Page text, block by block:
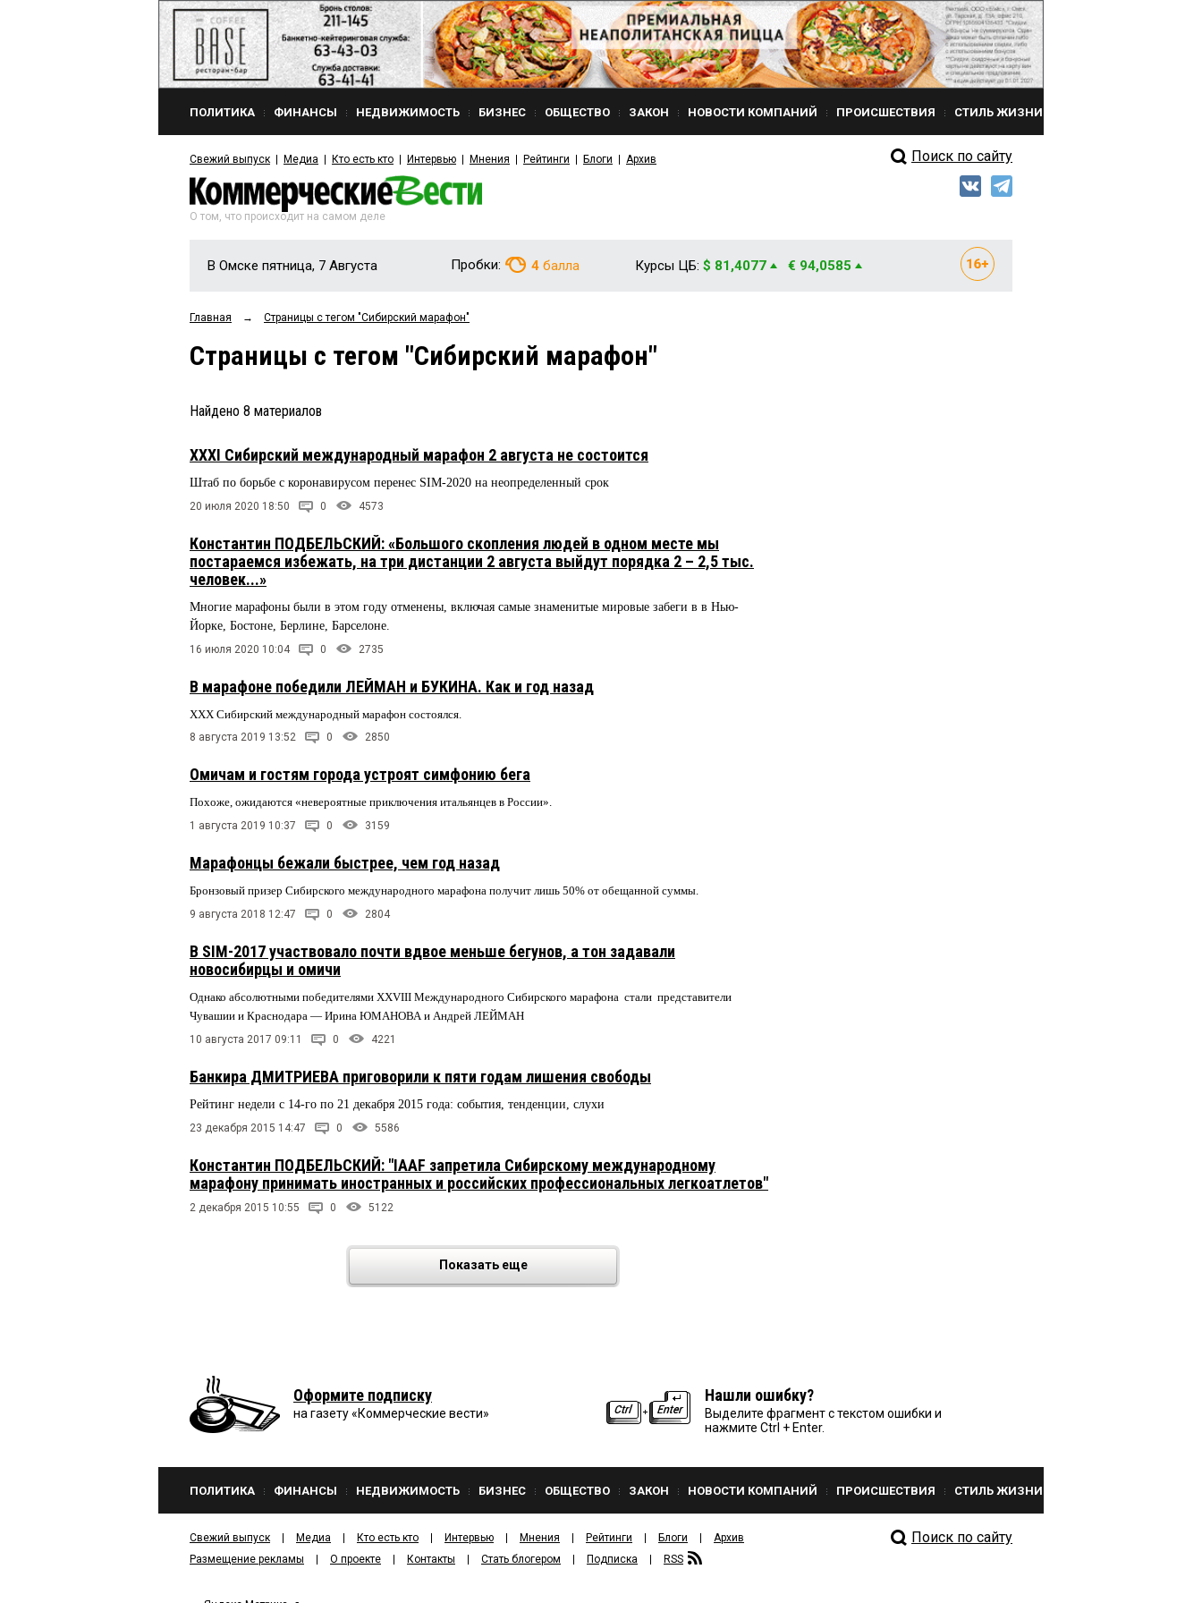
ПОЛИТИКА ФИНАНСЫ НЕДВИЖИМОСТЬ БИЗНЕС ОБЩЕСТВО ЗАКОН НОВОСТИ КОМПАНИЙ ПРОИСШЕСТВИЯ СТИЛЬ ЖИЗНИ
Свежий выпуск Медиа Кто есть кто Интервью Мнения Рейтинги Блоги Архив Поиск по сайту
О том, что происходит на самом деле
В Омске пятница, 7 Августа Пробки: 4 балла Курсы ЦБ: $ 81,4077 € 94,0585
Главная → Страницы c тегом "Сибирский марафон"
Страницы c тегом "Сибирский марафон"
Найдено 8 материалов
XXXI Сибирский международный марафон 2 августа не состоится
Штаб по борьбе с коронавирусом перенес SIM-2020 на неопределенный срок
20 июля 2020 18:50 0 4573
Константин ПОДБЕЛЬСКИЙ: «Большого скопления людей в одном месте мы
постараемся избежать, на три дистанции 2 августа выйдут порядка 2 – 2,5 тыс.
человек...»
Многие марафоны были в этом году отменены, включая самые знаменитые мировые забеги в в Нью-
Йорке, Бостоне, Берлине, Барселоне.
16 июля 2020 10:04 0 2735
В марафоне победили ЛЕЙМАН и БУКИНА. Как и год назад
XXX Сибирский международный марафон состоялся.
8 августа 2019 13:52 0 2850
Омичам и гостям города устроят симфонию бега
Похоже, ожидаются «невероятные приключения итальянцев в России».
1 августа 2019 10:37 0 3159
Марафонцы бежали быстрее, чем год назад
Бронзовый призер Сибирского международного марафона получит лишь 50% от обещанной суммы.
9 августа 2018 12:47 0 2804
В SIM-2017 участвовало почти вдвое меньше бегунов, а тон задавали
новосибирцы и омичи
Однако абсолютными победителями ХХVIII Международного Сибирского марафона стали представители
Чувашии и Краснодара — Ирина ЮМАНОВА и Андрей ЛЕЙМАН
10 августа 2017 09:11 0 4221
Банкира ДМИТРИЕВА приговорили к пяти годам лишения свободы
Рейтинг недели с 14-го по 21 декабря 2015 года: события, тенденции, слухи
23 декабря 2015 14:47 0 5586
Константин ПОДБЕЛЬСКИЙ: "IAAF запретила Сибирскому международному
марафону принимать иностранных и российских профессиональных легкоатлетов"
2 декабря 2015 10:55 0 5122
Показать еще
Оформите подписку
на газету «Коммерческие вести»
Нашли ошибку?
Выделите фрагмент с текстом ошибки и
нажмите Ctrl + Enter.
ПОЛИТИКА ФИНАНСЫ НЕДВИЖИМОСТЬ БИЗНЕС ОБЩЕСТВО ЗАКОН НОВОСТИ КОМПАНИЙ ПРОИСШЕСТВИЯ СТИЛЬ ЖИЗНИ
Свежий выпуск Медиа Кто есть кто Интервью Мнения Рейтинги Блоги
Архив
Размещение рекламы
О проекте Контакты Стать блогером Подписка RSS
Поиск по сайту